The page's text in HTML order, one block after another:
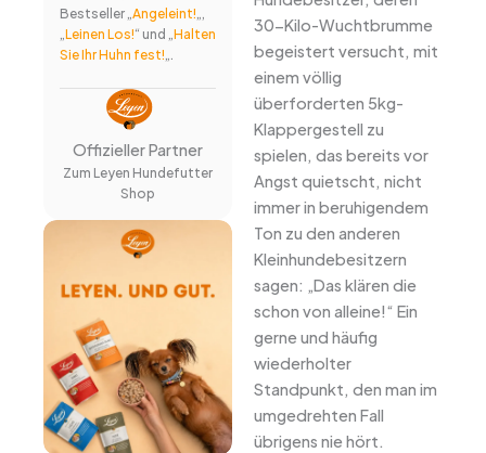
Bestseller „ Angeleint!
Leinen Los!“ und „ Halten
Sie Ihr Huhn fest!
Offizieller Partner
Zum Leyen Hundefutter
Shop
30-Kilo-Wuchtbrumme
begeistert versucht, mit
einem völlig
überforderten 5kg-
Klappergestell zu
spielen, das bereits vor
Angst quietscht, nicht
immer in beruhigendem
Ton zu den anderen
Kleinhundebesitzern
sagen: „Das klären die
schon von alleine!“ Ein
gerne und häufig
wiederholter
Standpunkt, den man im
umgedrehten Fall
übrigens nie hört.